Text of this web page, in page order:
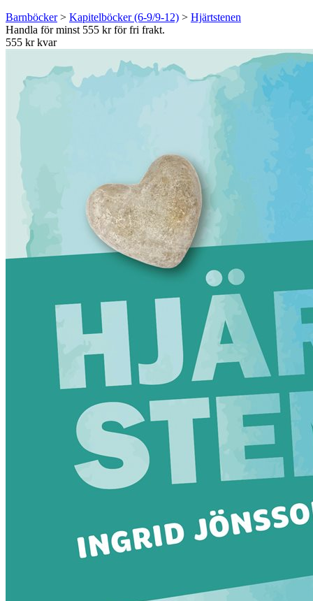
Barnböcker> Kapitelböcker (6-9/9-12) > Hjärtstenen
Handla för minst 555 kr för fri frakt.
555 kr kvar